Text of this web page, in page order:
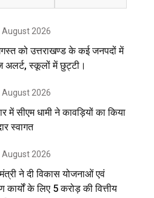
August 2026
को उत्तराखण्ड के कई जनपदों में
स्कूलों में छुट्टी।
August 2026
में सीएम धामी ने कावड़ियों का किया
स्वागत
August 2026
ने दी विकास योजनाओं एवं
कार्यों के लिए 5 करोड़ की वित्तीय